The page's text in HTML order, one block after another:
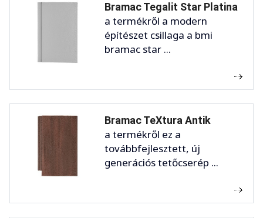
Bramac Tegalit Star Platina
a termékről a modern
építészet csillaga a bmi
bramac star ...
Bramac TeXtura Antik
a termékről ez a
továbbfejlesztett, új
generációs tetőcserép ...